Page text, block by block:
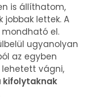
is állíthatom,
jobbak lettek. A
el.
ugyanolyan
az egyben
vágni,
kifolytaknak